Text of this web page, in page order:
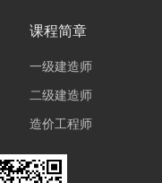
课程简章
一级建造师
二级建造师
造价工程师